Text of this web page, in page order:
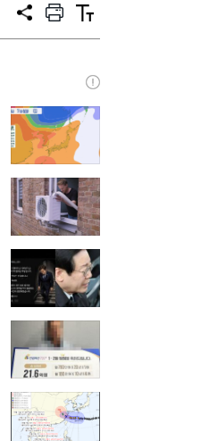
공
프
트
텍
트